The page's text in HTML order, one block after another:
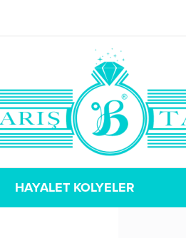
HAYALET KOLYELER